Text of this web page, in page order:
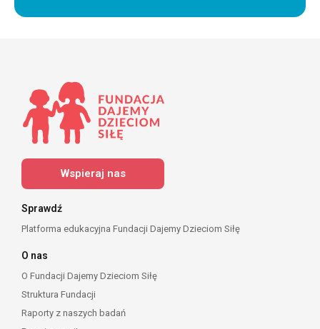
Wspieraj nas
Sprawdź
Platforma edukacyjna Fundacji Dajemy Dzieciom Siłę
O nas
O Fundacji Dajemy Dzieciom Siłę
Struktura Fundacji
Raporty z naszych badań